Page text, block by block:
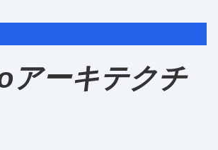
アーキテクチ